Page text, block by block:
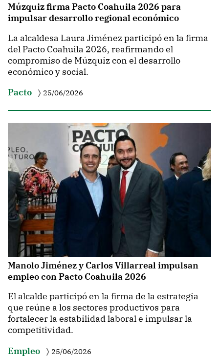
Múzquiz firma Pacto Coahuila 2026 para
impulsar desarrollo regional económico
La alcaldesa Laura Jiménez participó en la firma
del Pacto Coahuila 2026, reafirmando el
compromiso de Múzquiz con el desarrollo
económico y social.
Pacto
25/06/2026
Manolo Jiménez y Carlos Villarreal impulsan
empleo con Pacto Coahuila 2026
El alcalde participó en la firma de la estrategia
que reúne a los sectores productivos para
fortalecer la estabilidad laboral e impulsar la
competitividad.
Empleo
25/06/2026